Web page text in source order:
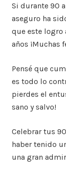
Si durante 90
aseguro ha
que este logro
años ¡Muchas
Pensé que
es todo lo
pierdes el
sano y salvo!
Celebrar tus
haber tenido
una gran